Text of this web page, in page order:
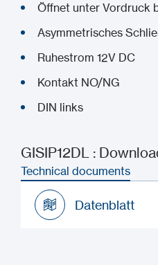
Öffnet unter Vordruck
Asymmetrisches
Ruhestrom 12V DC
Kontakt NO/NG
DIN links
GISIP12DL :
Technical documents
Datenblatt